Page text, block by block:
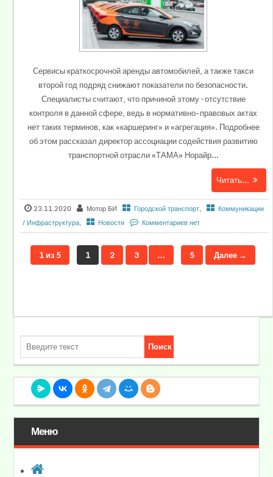
Сервисы краткосрочной аренды автомобилей, а также такси
второй год подряд снижают показатели по безопасности.
Специалисты считают, что причиной этому – отсутствие
контроля в данной сфере, ведь в нормативно-правовых актах
нет таких терминов, как «каршеринг» и «агрегация». Подробнее
об этом рассказал директор ассоциации содействия развитию
транспортной отрасли «ТАМА» Норайр...
Читать...
23.11.2020 Мотор БИ Городской транспорт,
Коммуникации
/ Инфраструктура, Новости Комментариев нет
1 из 5 1 2 3 … 5 Далее →
Меню